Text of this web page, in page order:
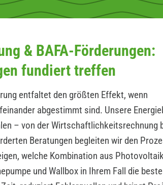
& BAFA-Förderungen:
fundiert treffen
entfaltet den größten Effekt, wenn
abgestimmt sind. Unsere
– von der Wirtschaftlichkeitsrechnung
Beratungen begleiten wir den
welche Kombination aus
und Wallbox in Ihrem Fall die